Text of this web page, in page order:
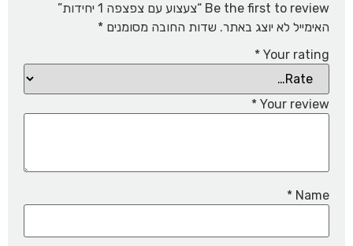
Be the first to review “צעצוע עם צפצפה 1 יחידות”
האימייל לא יוצג באתר. שדות החובה מסומנים *
Your rating
*
Your review
*
Name
*